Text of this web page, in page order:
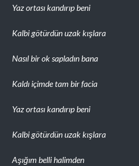
Yaz ortası kandırıp beni
Kalbi götürdün uzak kışlara
Nasıl bir ok sapladın bana
Kaldı içimde tam bir facia
Yaz ortası kandırıp beni
Kalbi götürdün uzak kışlara
Aşığım belli halimden